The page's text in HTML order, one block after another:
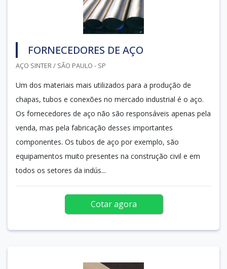
FORNECEDORES DE AÇO
AÇO SINTER / SÃO PAULO - SP
Um dos materiais mais utilizados para a produção de
chapas, tubos e conexões no mercado industrial é o aço.
Os fornecedores de aço não são responsáveis apenas pela
venda, mas pela fabricação desses importantes
componentes. Os tubos de aço por exemplo, são
equipamentos muito presentes na construção civil e em
todos os setores da indús...
Cotar agora